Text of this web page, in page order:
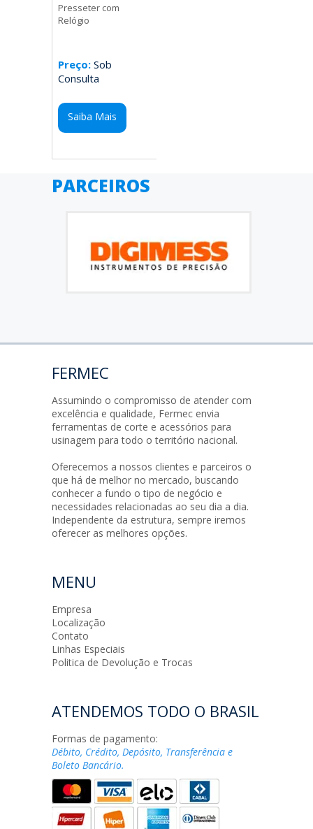
Presseter com
Relógio
Preço: Sob
Consulta
Saiba Mais
PARCEIROS
FERMEC
Assumindo o compromisso de atender com
excelência e qualidade, Fermec envia
ferramentas de corte e acessórios para
usinagem para todo o território nacional.
Oferecemos a nossos clientes e parceiros o
que há de melhor no mercado, buscando
conhecer a fundo o tipo de negócio e
necessidades relacionadas ao seu dia a dia.
Independente da estrutura, sempre iremos
oferecer as melhores opções.
MENU
Empresa
Localização
Contato
Linhas Especiais
Politica de Devolução e Trocas
ATENDEMOS TODO O BRASIL
Formas de pagamento:
Débito, Crédito, Depósito, Transferência e
Boleto Bancário.